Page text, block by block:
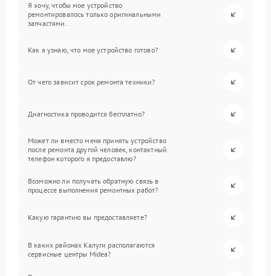
Я хочу, чтобы мое устройство
ремонтировалось только оригинальными
запчастями.
Как я узнаю, что мое устройство готово?
От чего зависит срок ремонта техники?
Диагностика проводится бесплатно?
Может ли вместо меня принять устройство
после ремонта другой человек, контактный
телефон которого я предоставлю?
Возможно ли получать обратную связь в
процессе выполнения ремонтных работ?
Какую гарантию вы предоставляете?
В каких районах Калуги располагаются
сервисные центры Midea?